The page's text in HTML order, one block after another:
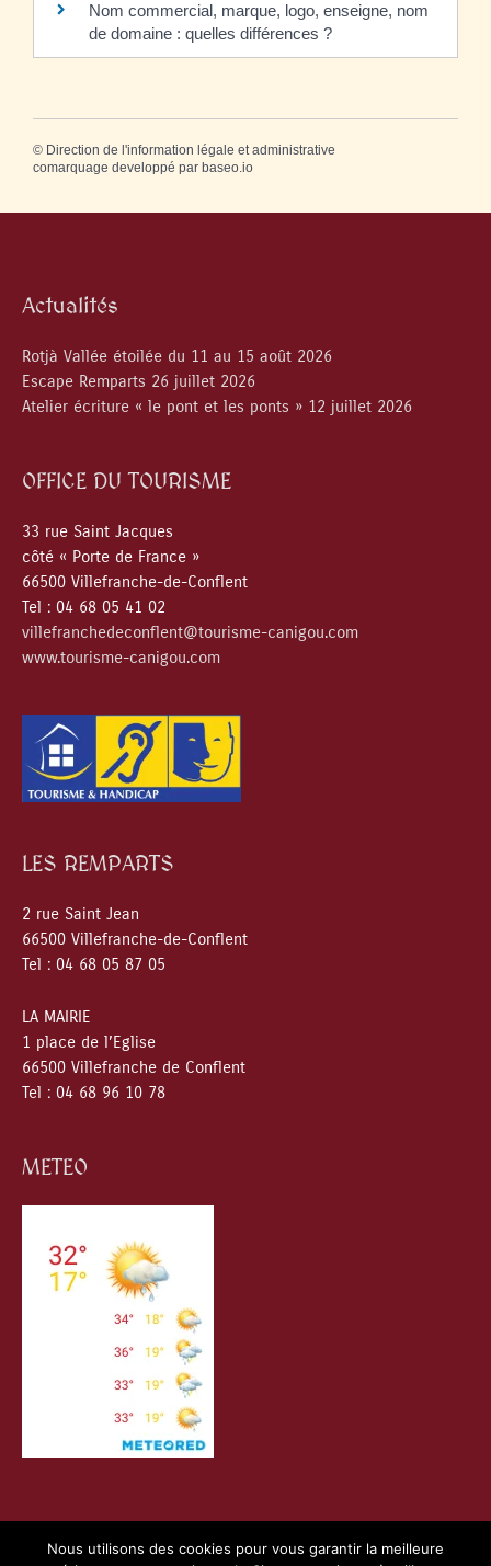
Nom commercial, marque, logo, enseigne, nom
de domaine : quelles différences ?
© Direction de l'information légale et administrative
comarquage developpé par baseo.io
Actualités
Rotjà Vallée étoilée du 11 au 15 août 2026
Escape Remparts 26 juillet 2026
Atelier écriture « le pont et les ponts » 12 juillet 2026
OFFICE DU TOURISME
33 rue Saint Jacques
côté « Porte de France »
66500 Villefranche-de-Conflent
Tel : 04 68 05 41 02
villefranchedeconflent@tourisme-canigou.com
www.tourisme-canigou.com
LES REMPARTS
2 rue Saint Jean
66500 Villefranche-de-Conflent
Tel : 04 68 05 87 05
LA MAIRIE
1 place de l’Eglise
66500 Villefranche de Conflent
Tel : 04 68 96 10 78
METEO
Nous utilisons des cookies pour vous garantir la meilleure